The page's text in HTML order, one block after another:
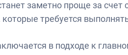
заметно проще за счет
требуется
в подходе к